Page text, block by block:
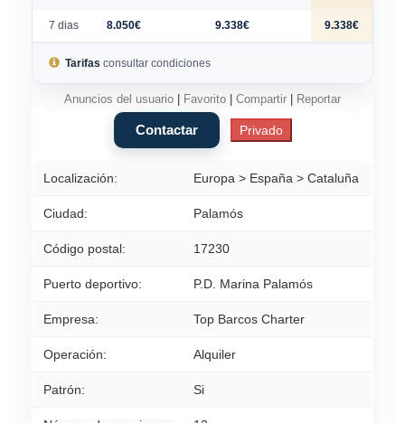
7 dias 8.050€ 9.338€ 9.338€
Tarifas consultar condiciones
Anuncios del usuario Favorito Compartir Reportar
Localización: Europa > España > Cataluña
Ciudad: Palamós
Código postal: 17230
Puerto deportivo: P.D. Marina Palamós
Empresa: Top Barcos Charter
Operación: Alquiler
Patrón: Si